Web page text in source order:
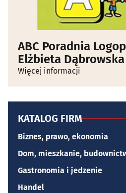
ABC Poradnia
Elżbieta Dąbrowska
Więcej informacji
KATALOG FIRM
Biznes, prawo, ekonomia
Dom, mieszkanie,
Gastronomia i jedzenie
Handel